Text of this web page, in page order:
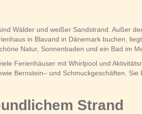
Wälder und weißer Sandstrand. Außer
in Blavand in Dänemark buchen,
Natur, Sonnenbaden und ein Bad im
Ferienhäuser mit Whirlpool und
Bernstein– und Schmuckgeschäften. Sie
Strand